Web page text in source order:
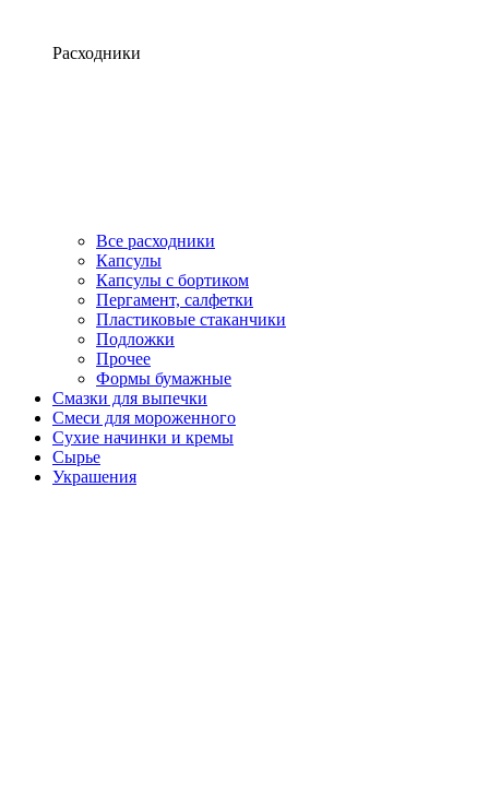
Расходники
Все расходники
Капсулы
Капсулы с бортиком
Пергамент, салфетки
Пластиковые стаканчики
Подложки
Прочее
Формы бумажные
Смазки для выпечки
Смеси для мороженного
Сухие начинки и кремы
Сырье
Украшения